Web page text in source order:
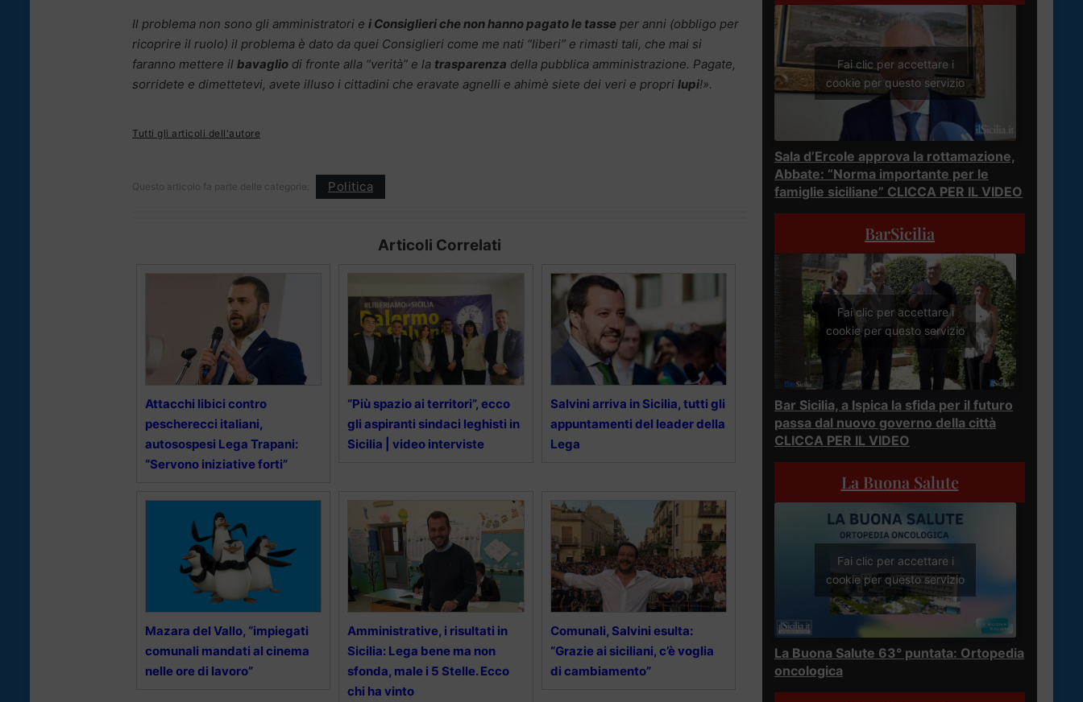
Il problema non sono gli amministratori e i Consiglieri che non hanno pagato le tasse per anni (obbligo per
ricoprire il ruolo) il problema è dato da quei Consiglieri come me nati “liberi” e rimasti tali, che mai si
faranno mettere il bavaglio di fronte alla “verità” e la trasparenza della pubblica amministrazione. Pagate,
sorridete e dimettetevi, avete illuso i cittadini che eravate agnelli e ahimè siete dei veri e propri lupi!».
Tutti gli articoli dell'autore
Questo articolo fa parte delle categorie: Politica
Articoli Correlati
Attacchi libici contro
pescherecci italiani,
autosospesi Lega Trapani:
“Servono iniziative forti”
“Più spazio ai territori”, ecco
gli aspiranti sindaci leghisti in
Sicilia | video interviste
Salvini arriva in Sicilia, tutti gli
appuntamenti del leader della
Lega
Mazara del Vallo, “impiegati
comunali mandati al cinema
nelle ore di lavoro”
Amministrative, i risultati in
Sicilia: Lega bene ma non
sfonda, male i 5 Stelle. Ecco
chi ha vinto
Comunali, Salvini esulta:
“Grazie ai siciliani, c’è voglia
di cambiamento”
Fai clic per accettare i
cookie per questo servizio
Sala d’Ercole approva la rottamazione,
Abbate: “Norma importante per le
famiglie siciliane” CLICCA PER IL VIDEO
BarSicilia
Fai clic per accettare i
cookie per questo servizio
Bar Sicilia, a Ispica la sfida per il futuro
passa dal nuovo governo della città
CLICCA PER IL VIDEO
La Buona Salute
Fai clic per accettare i
cookie per questo servizio
La Buona Salute 63° puntata: Ortopedia
oncologica